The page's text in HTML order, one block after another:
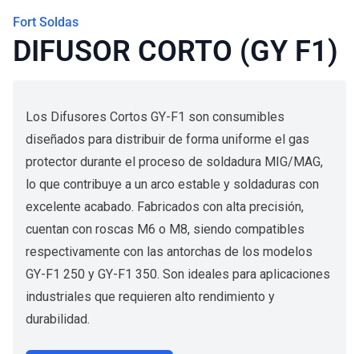
Fort Soldas
DIFUSOR CORTO (GY F1)
Los Difusores Cortos GY-F1 son consumibles
diseñados para distribuir de forma uniforme el gas
protector durante el proceso de soldadura MIG/MAG,
lo que contribuye a un arco estable y soldaduras con
excelente acabado. Fabricados con alta precisión,
cuentan con roscas M6 o M8, siendo compatibles
respectivamente con las antorchas de los modelos
GY-F1 250 y GY-F1 350. Son ideales para aplicaciones
industriales que requieren alto rendimiento y
durabilidad.